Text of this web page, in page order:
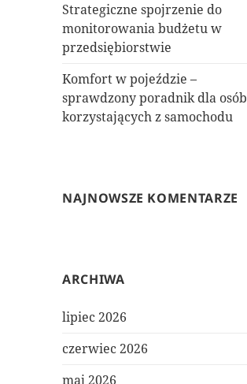
Strategiczne spojrzenie do
monitorowania budżetu w
przedsiębiorstwie
Komfort w pojeździe –
sprawdzony poradnik dla osób
korzystających z samochodu
NAJNOWSZE KOMENTARZE
ARCHIWA
lipiec 2026
czerwiec 2026
maj 2026